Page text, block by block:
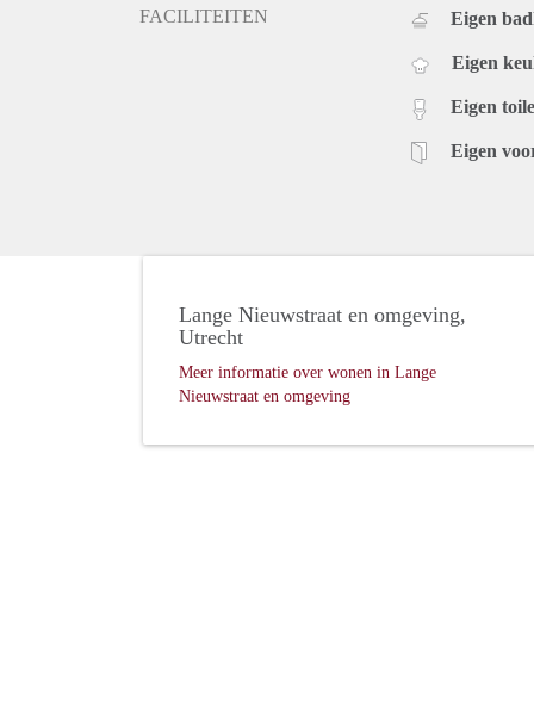
FACILITEITEN Eigen
Eigen
Eigen
Eigen
Lange Nieuwstraat en omgeving,
Utrecht
Meer informatie over wonen in Lange
Nieuwstraat en omgeving